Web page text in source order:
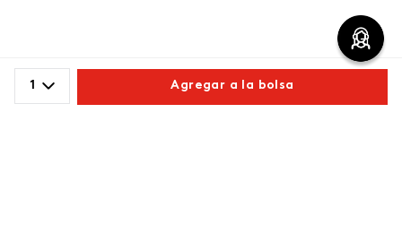
1 Agregar a la bolsa
Comentarios